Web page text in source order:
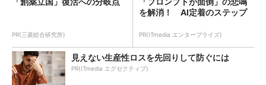
PR(三菱総合研究所)
を解消！ AI定着のステップ
PR(ITmedia エンタープライズ)
見えない生産性ロスを先回りして防ぐには
PR(ITmedia エグゼクティブ)